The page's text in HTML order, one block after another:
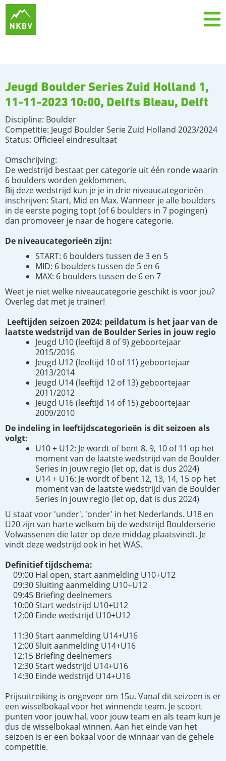
Jeugd Boulder Series Zuid Holland 1,
11-11-2023 10:00, Delfts Bleau, Delft
Discipline: Boulder
Competitie: Jeugd Boulder Serie Zuid Holland 2023/2024
Status: Officieel eindresultaat
Omschrijving:
De wedstrijd bestaat per categorie uit één ronde waarin
6 boulders worden geklommen.
Bij deze wedstrijd kun je je in drie niveaucategorieën
inschrijven: Start, Mid en Max. Wanneer je alle boulders
in de eerste poging topt (of 6 boulders in 7 pogingen)
dan promoveer je naar de hogere categorie.
De niveaucategorieën zijn:
START: 6 boulders tussen de 3 en 5
MID: 6 boulders tussen de 5 en 6
MAX: 6 boulders tussen de 6 en 7
Weet je niet welke niveaucategorie geschikt is voor jou?
Overleg dat met je trainer!
Leeftijden seizoen 2024: peildatum is het jaar van de
laatste wedstrijd van de Boulder Series in jouw regio
Jeugd U10 (leeftijd 8 of 9) geboortejaar
2015/2016
Jeugd U12 (leeftijd 10 of 11) geboortejaar
2013/2014
Jeugd U14 (leeftijd 12 of 13) geboortejaar
2011/2012
Jeugd U16 (leeftijd 14 of 15) geboortejaar
2009/2010
De indeling in leeftijdscategorieën is dit seizoen als
volgt:
U10 + U12: Je wordt of bent 8, 9, 10 of 11 op het
moment van de laatste wedstrijd van de Boulder
Series in jouw regio (let op, dat is dus 2024)
U14 + U16: Je wordt of bent 12, 13, 14, 15 op het
moment van de laatste wedstrijd van de Boulder
Series in jouw regio (let op, dat is dus 2024)
U staat voor 'under', 'onder' in het Nederlands. U18 en
U20 zijn van harte welkom bij de wedstrijd Boulderserie
Volwassenen die later op deze middag plaatsvindt. Je
vindt deze wedstrijd ook in het WAS.
Definitief tijdschema:
09:00 Hal open, start aanmelding U10+U12
09:30 Sluiting aanmelding U10+U12
09:45 Briefing deelnemers
10:00 Start wedstrijd U10+U12
12:00 Einde wedstrijd U10+U12
11:30 Start aanmelding U14+U16
12:00 Sluit aanmelding U14+U16
12:15 Briefing deelnemers
12:30 Start wedstrijd U14+U16
14:30 Einde wedstrijd U14+U16
Prijsuitreiking is ongeveer om 15u. Vanaf dit seizoen is er
een wisselbokaal voor het winnende team. Je scoort
punten voor jouw hal, voor jouw team en als team kun je
dus de wisselbokaal winnen. Aan het einde van het
seizoen is er een bokaal voor de winnaar van de gehele
competitie.